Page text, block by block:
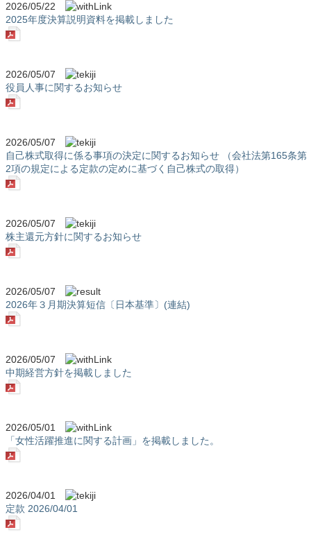
2026/05/22
2025年度決算説明資料を掲載しました
2026/05/07
役員人事に関するお知らせ
2026/05/07
自己株式取得に係る事項の決定に関するお知らせ （会社法第165条第
2項の規定による定款の定めに基づく自己株式の取得）
2026/05/07
株主還元方針に関するお知らせ
2026/05/07
2026年３月期決算短信〔日本基準〕(連結)
2026/05/07
中期経営方針を掲載しました
2026/05/01
「女性活躍推進に関する計画」を掲載しました。
2026/04/01
定款 2026/04/01